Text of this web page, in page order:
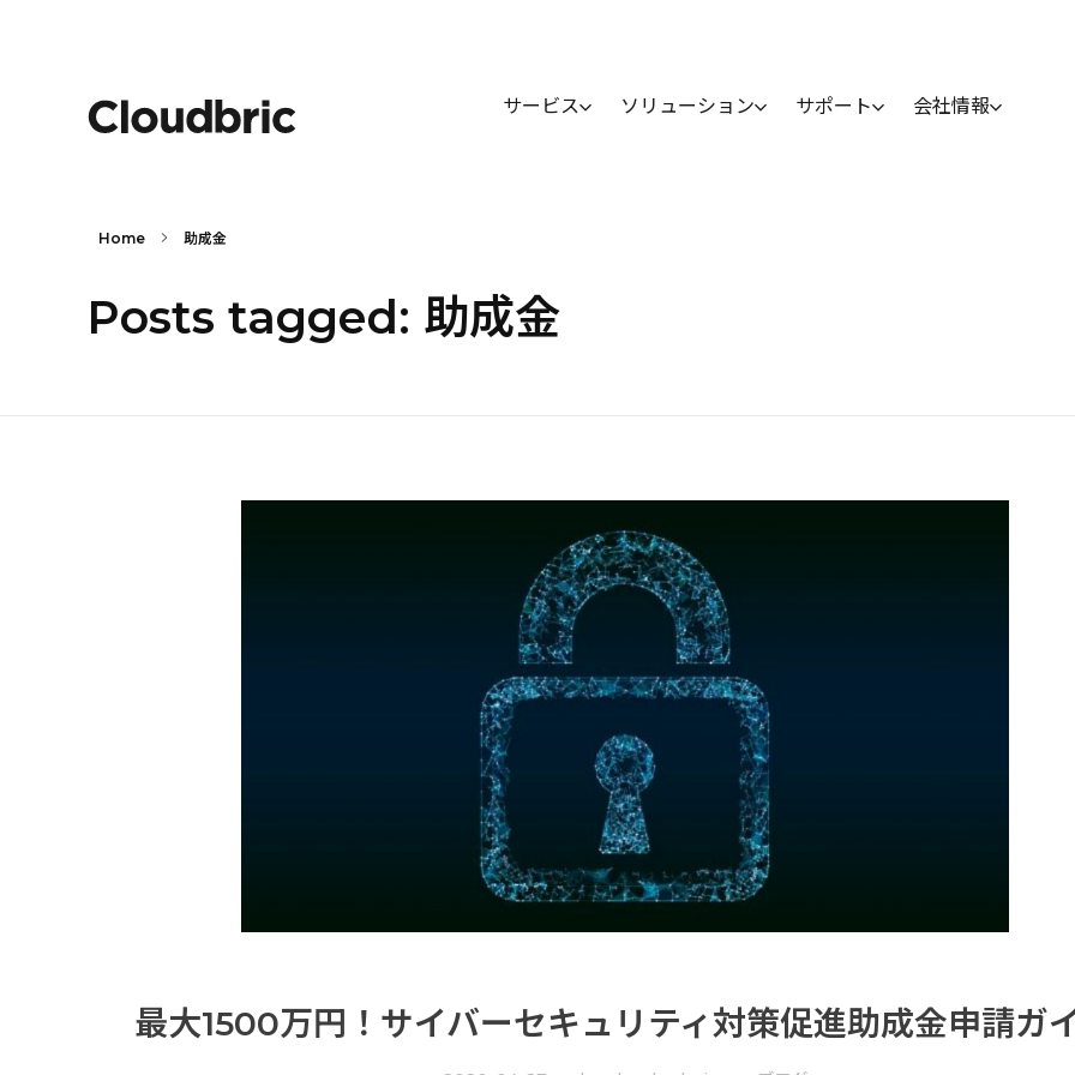
サービス ソリューション サポート 会社情報
Home 助成金
Posts tagged: 助成金
最大1500万円！サイバーセキュリティ対策促進助成金申請ガ